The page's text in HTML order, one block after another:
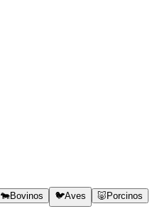
🐄Bovinos 🐦Aves 🐷 Porcinos